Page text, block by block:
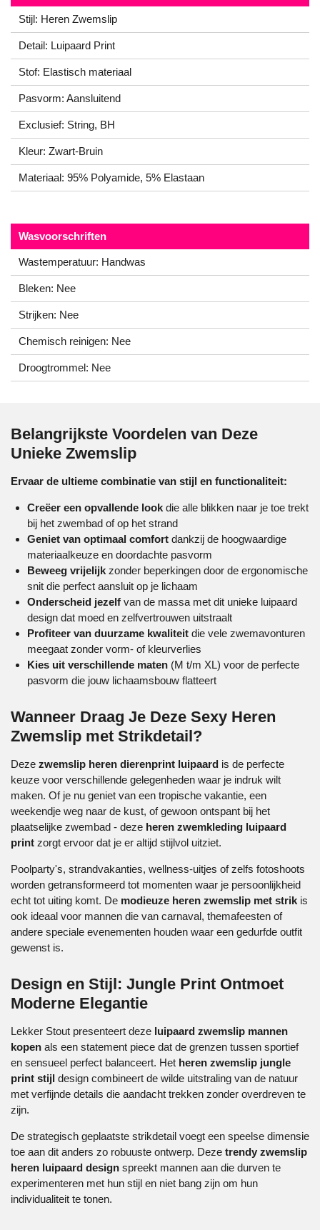
Stijl: Heren Zwemslip
Detail: Luipaard Print
Stof: Elastisch materiaal
Pasvorm: Aansluitend
Exclusief: String, BH
Kleur: Zwart-Bruin
Materiaal: 95% Polyamide, 5% Elastaan
Wasvoorschriften
Wastemperatuur: Handwas
Bleken: Nee
Strijken: Nee
Chemisch reinigen: Nee
Droogtrommel: Nee
Belangrijkste Voordelen van Deze
Unieke Zwemslip
Ervaar de ultieme combinatie van stijl en functionaliteit:
Creëer een opvallende lookdie alle blikken naar je toe trekt
bij het zwembad of op het strand
Geniet van optimaal comfortdankzij de hoogwaardige
materiaalkeuze en doordachte pasvorm
Beweeg vrijelijkzonder beperkingen door de ergonomische
snit die perfect aansluit op je lichaam
Onderscheid jezelfvan de massa met dit unieke luipaard
design dat moed en zelfvertrouwen uitstraalt
Profiteer van duurzame kwaliteitdie vele zwemavonturen
meegaat zonder vorm- of kleurverlies
Kies uit verschillende maten(M t/m XL) voor de perfecte
pasvorm die jouw lichaamsbouw flatteert
Wanneer Draag Je Deze Sexy Heren
Zwemslip met Strikdetail?
Deze zwemslip heren dierenprint luipaard is de perfecte
keuze voor verschillende gelegenheden waar je indruk wilt
maken. Of je nu geniet van een tropische vakantie, een
weekendje weg naar de kust, of gewoon ontspant bij het
plaatselijke zwembad - deze heren zwemkleding luipaard
print zorgt ervoor dat je er altijd stijlvol uitziet.
Poolparty's, strandvakanties, wellness-uitjes of zelfs fotoshoots
worden getransformeerd tot momenten waar je persoonlijkheid
echt tot uiting komt. De modieuze heren zwemslip met strik is
ook ideaal voor mannen die van carnaval, themafeesten of
andere speciale evenementen houden waar een gedurfde outfit
gewenst is.
Design en Stijl: Jungle Print Ontmoet
Moderne Elegantie
Lekker Stout presenteert deze luipaard zwemslip mannen
kopen als een statement piece dat de grenzen tussen sportief
en sensueel perfect balanceert. Het heren zwemslip jungle
print stijl design combineert de wilde uitstraling van de natuur
met verfijnde details die aandacht trekken zonder overdreven te
zijn.
De strategisch geplaatste strikdetail voegt een speelse dimensie
toe aan dit anders zo robuuste ontwerp. Deze trendy zwemslip
heren luipaard design spreekt mannen aan die durven te
experimenteren met hun stijl en niet bang zijn om hun
individualiteit te tonen.